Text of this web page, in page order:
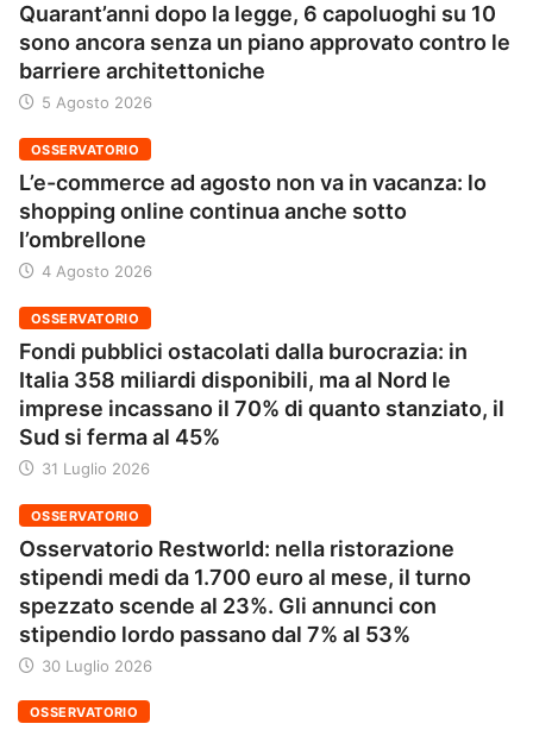
Quarant’anni dopo la legge, 6 capoluoghi su 10
sono ancora senza un piano approvato contro le
barriere architettoniche
5 Agosto 2026
OSSERVATORIO
L’e-commerce ad agosto non va in vacanza: lo
shopping online continua anche sotto
l’ombrellone
4 Agosto 2026
OSSERVATORIO
Fondi pubblici ostacolati dalla burocrazia: in
Italia 358 miliardi disponibili, ma al Nord le
imprese incassano il 70% di quanto stanziato, il
Sud si ferma al 45%
31 Luglio 2026
OSSERVATORIO
Osservatorio Restworld: nella ristorazione
stipendi medi da 1.700 euro al mese, il turno
spezzato scende al 23%. Gli annunci con
stipendio lordo passano dal 7% al 53%
30 Luglio 2026
OSSERVATORIO